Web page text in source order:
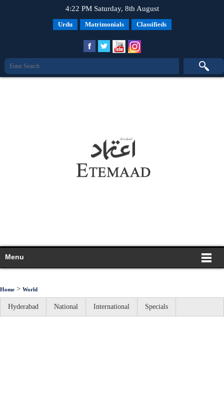
4:22 PM Saturday, 8th August
Urdu Matrimonials Classifieds
Menu
Home > World
Hyderabad National International Specials